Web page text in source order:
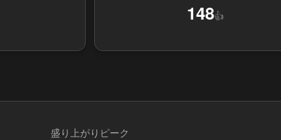
148👍
盛り上がりピーク